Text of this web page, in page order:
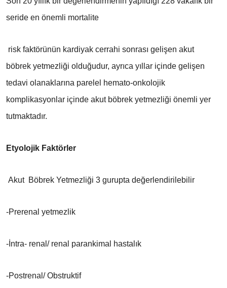
seride en önemli mortalite
risk faktörünün kardiyak cerrahi sonrası gelişen akut
böbrek yetmezliği olduğudur, ayrıca yıllar içinde gelişen
tedavi olanaklarına parelel hemato-onkolojik
komplikasyonlar içinde akut böbrek yetmezliği önemli yer
tutmaktadır.
Etyolojik Faktörler
Akut Böbrek Yetmezliği 3 gurupta değerlendirilebilir
-Prerenal yetmezlik
-İntra- renal/ renal parankimal hastalık
-Postrenal/ Obstruktif